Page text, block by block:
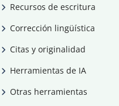
Recursos de escritura
Corrección lingüística
Citas y originalidad
Herramientas de IA
Otras herramientas